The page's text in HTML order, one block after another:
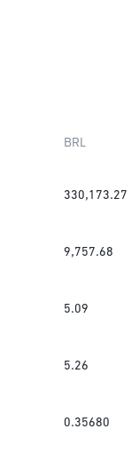
BRL
330,173.27
9,757.68
5.09
5.26
0.35680